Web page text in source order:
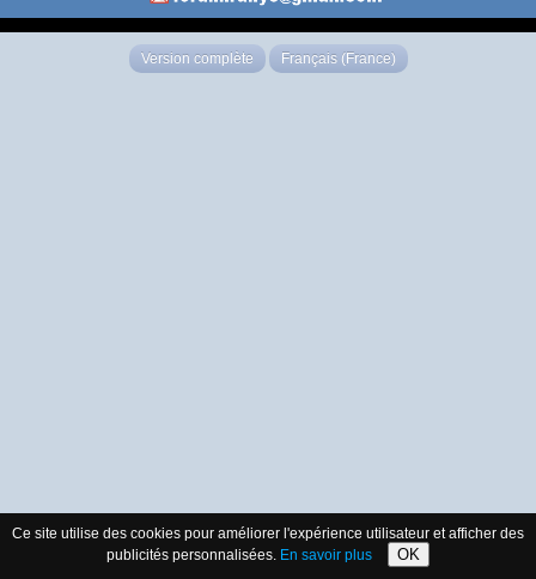
Version complète Français (France)
Ce site utilise des cookies pour améliorer l'expérience utilisateur et afficher des
publicités personnalisées. En savoir plus OK